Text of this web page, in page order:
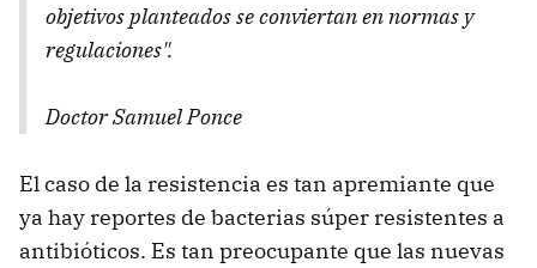
objetivos planteados se conviertan en normas y
regulaciones".
Doctor Samuel Ponce
El caso de la resistencia es tan apremiante que
ya hay reportes de bacterias súper resistentes a
antibióticos. Es tan preocupante que las nuevas